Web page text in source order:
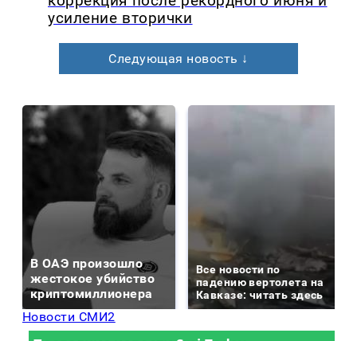
усиление вторички
Следующая новость ↓
В ОАЭ произошло
жестокое убийство
криптомиллионера
Все новости по
падению вертолета на
Кавказе: читать здесь
Новости СМИ2